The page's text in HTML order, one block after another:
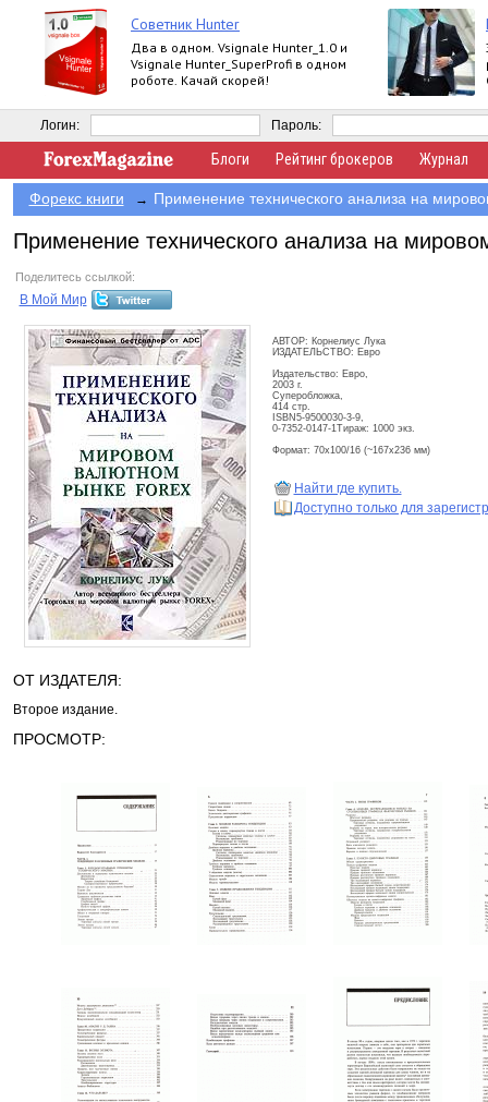
Советник Hunter
Два в одном. Vsignale Hunter_1.0 и
Vsignale Hunter_SuperProfi в одном
роботе. Качай скорей!
Логин: Пароль:
Блоги Рейтинг брокеров Журнал
Форекс книги → Применение технического анализа на
Применение технического анализа на
Поделитесь ссылкой:
В Мой Мир
АВТОР: Корнелиус Лука
ИЗДАТЕЛЬСТВО: Евро
Издательство: Евро,
2003 г.
Суперобложка,
414 стр.
ISBN5-9500030-3-9,
0-7352-0147-1Тираж: 1000 экз.
Формат: 70x100/16 (~167x236 мм)
Найти где купить.
Доступно только для
ОТ ИЗДАТЕЛЯ:
Второе издание.
ПРОСМОТР: